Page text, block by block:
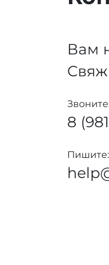
Вам
8
Пишите: